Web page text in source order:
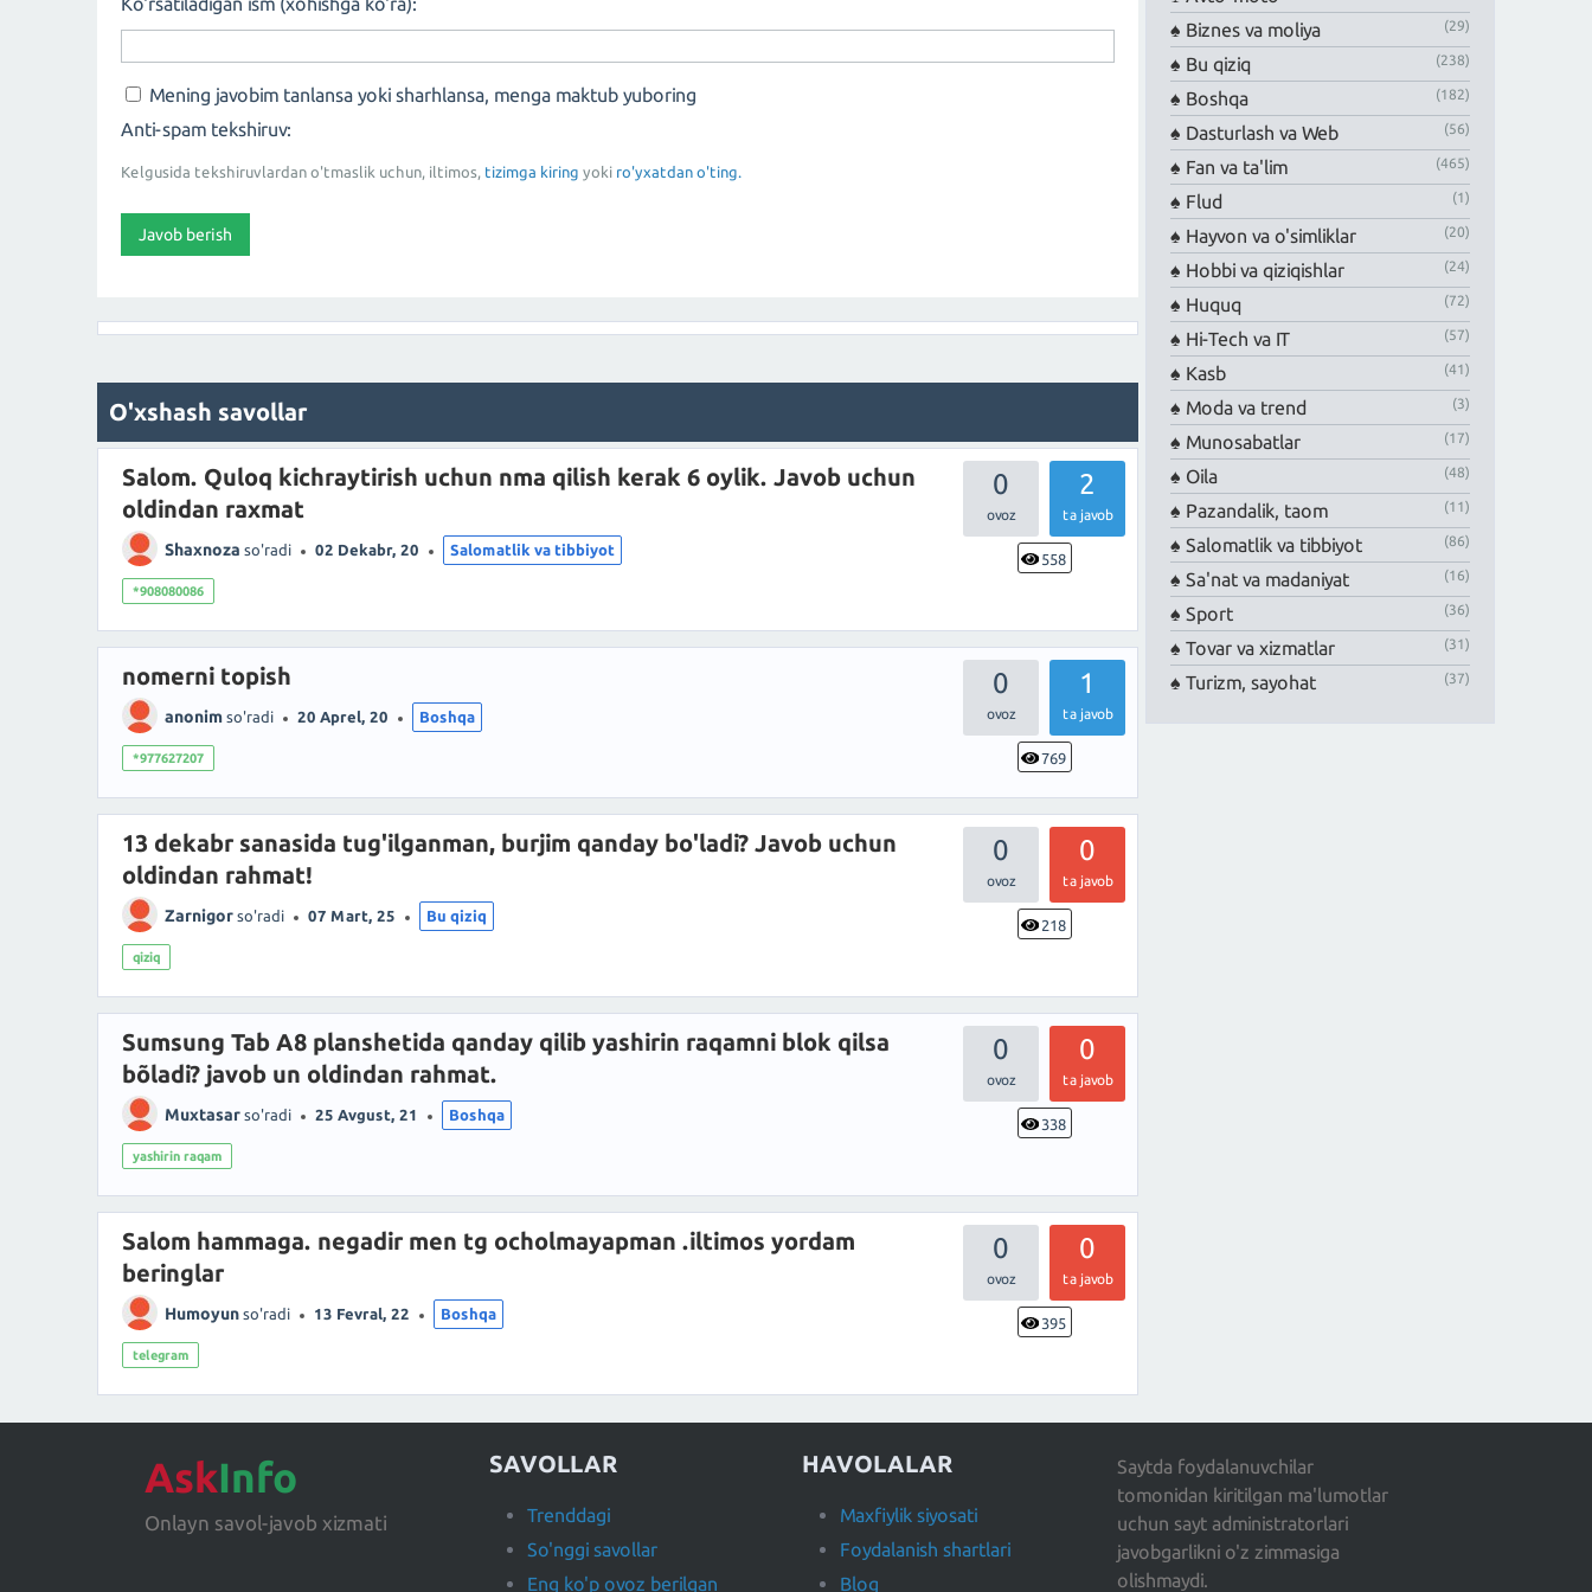
Mening javobim tanlansa yoki sharhlansa, menga maktub yuboring
Anti-spam tekshiruv:
Kelgusida tekshiruvlardan o'tmaslik uchun, iltimos, tizimga kiring yoki ro'yxatdan o'ting.
O'xshash savollar
0 2
ta javob
558
Salom. Quloq kichraytirish uchun nma qilish kerak 6 oylik. Javob uchun
oldindan raxmat
Shaxnoza so'radi 02 Dekabr, 20 Salomatlik va tibbiyot
*908080086
0 1
ta javob
769
nomerni topish
anonim so'radi 20 Aprel, 20 Boshqa
*977627207
0 0
ta javob
218
13 dekabr sanasida tug'ilganman, burjim qanday bo'ladi? Javob uchun
oldindan rahmat!
Zarnigor so'radi 07 Mart, 25 Bu qiziq
qiziq
0 0
ta javob
338
Sumsung Tab A8 planshetida qanday qilib yashirin raqamni blok qilsa
bõladi? javob un oldindan rahmat.
Muxtasar so'radi 25 Avgust, 21 Boshqa
yashirin raqam
0 0
ta javob
395
Salom hammaga. negadir men tg ocholmayapman .iltimos yordam
beringlar
Humoyun so'radi 13 Fevral, 22 Boshqa
telegram
Biznes va moliya (29)
Bu qiziq (238)
Boshqa (182)
Dasturlash va Web (56)
Fan va ta'lim (465)
Flud (1)
Hayvon va o'simliklar (20)
Hobbi va qiziqishlar (24)
Huquq (72)
Hi-Tech va IT (57)
Kasb (41)
Moda va trend (3)
Munosabatlar (17)
Oila (48)
Pazandalik, taom (11)
Salomatlik va tibbiyot (86)
Sa'nat va madaniyat (16)
Sport (36)
Tovar va xizmatlar (31)
Turizm, sayohat (37)
AskInfo
Onlayn savol-javob xizmati
SAVOLLAR
Trenddagi
So'nggi savollar
Eng ko'p ovoz berilgan
HAVOLALAR
Maxfiylik siyosati
Foydalanish shartlari
Blog
Saytda foydalanuvchilar
tomonidan kiritilgan ma'lumotlar
uchun sayt administratorlari
javobgarlikni o'z zimmasiga
olishmaydi.